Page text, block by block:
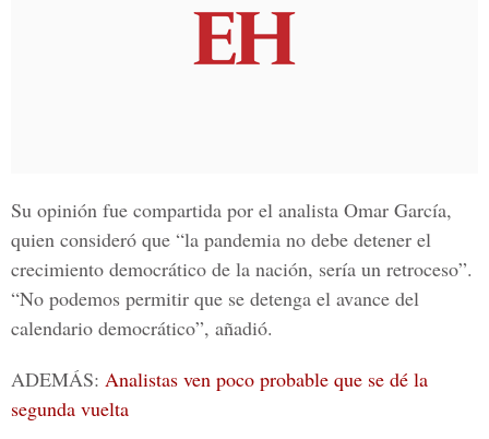
Su opinión fue compartida por el analista Omar García,
quien consideró que “la pandemia no debe detener el
crecimiento democrático de la nación, sería un retroceso”.
“No podemos permitir que se detenga el avance del
calendario democrático”, añadió.
ADEMÁS: Analistas ven poco probable que se dé la
segunda vuelta